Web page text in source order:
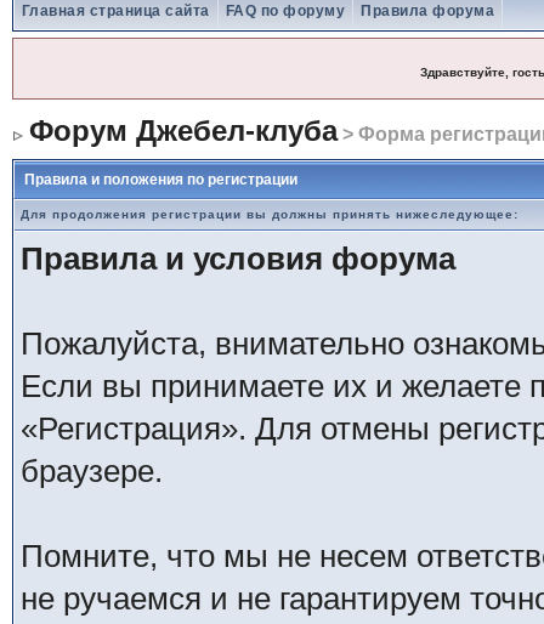
Главная страница сайта FAQ по форуму Правила форума
Здравствуйте, гость
Форум Джебел-клуба> Форма
Правила и положения по регистрации
Для продолжения регистрации вы должны принять нижеследующее:
Правила и условия форума
Пожалуйста, внимательно
Если вы принимаете их и желаете
«Регистрация». Для отмены
браузере.
Помните, что мы не несем
не ручаемся и не гарантируем